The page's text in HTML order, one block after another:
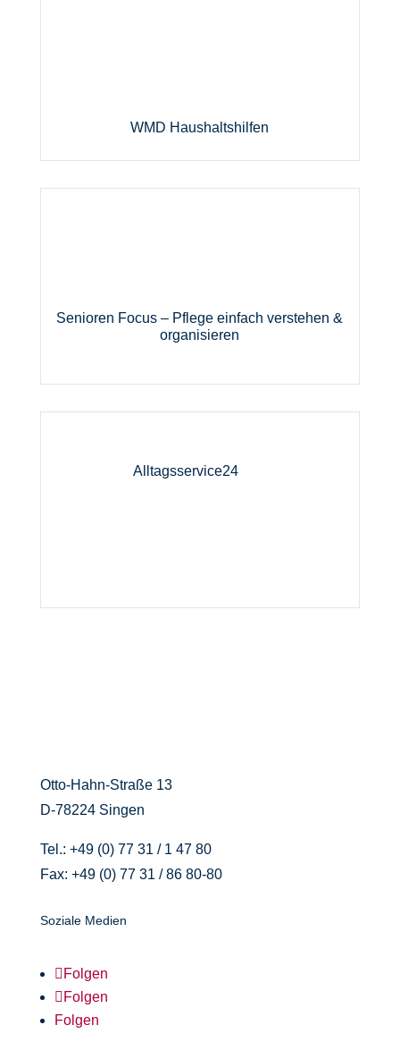
WMD Haushaltshilfen
Senioren Focus – Pflege einfach verstehen &
organisieren
Alltagsservice24
Otto-Hahn-Straße 13
D-78224 Singen
Tel.: +49 (0) 77 31 / 1 47 80
Fax: +49 (0) 77 31 / 86 80-80
Soziale Medien
Folgen
Folgen
Folgen